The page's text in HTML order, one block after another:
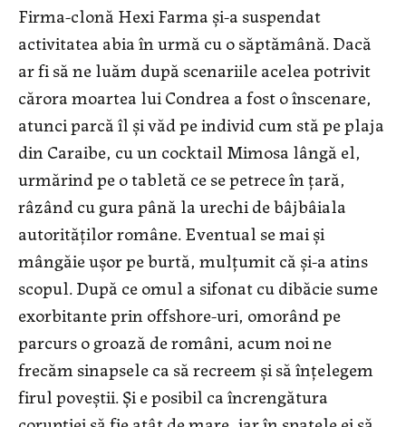
Firma-clonă Hexi Farma și-a suspendat
activitatea abia în urmă cu o săptămână. Dacă
ar fi să ne luăm după scenariile acelea potrivit
cărora moartea lui Condrea a fost o înscenare,
atunci parcă îl și văd pe individ cum stă pe plaja
din Caraibe, cu un cocktail Mimosa lângă el,
urmărind pe o tabletă ce se petrece în țară,
râzând cu gura până la urechi de bâjbâiala
autorităților române. Eventual se mai și
mângăie ușor pe burtă, mulțumit că și-a atins
scopul. După ce omul a sifonat cu dibăcie sume
exorbitante prin offshore-uri, omorând pe
parcurs o groază de români, acum noi ne
frecăm sinapsele ca să recreem și să înțelegem
firul poveștii. Și e posibil ca încrengătura